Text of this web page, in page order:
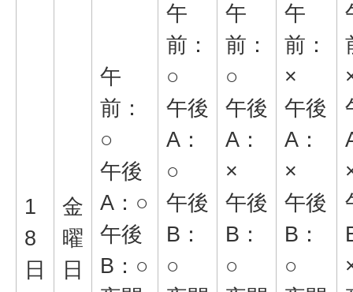
1
8
日
金
曜
日
午
前：
○
午後
A：○
午後
B：○
午
前：
○
午後
A：
○
午後
B：
○
午
前：
○
午後
A：
×
午後
B：
○
午
前：
×
午後
A：
×
午後
B：
○